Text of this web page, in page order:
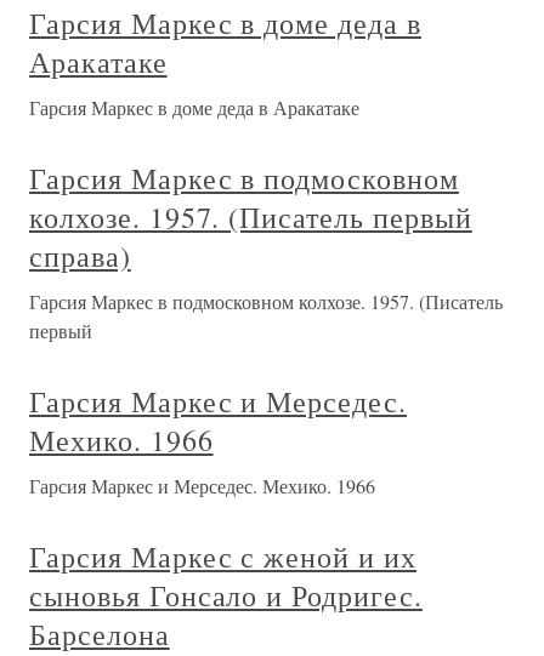
Гарсия Маркес в доме деда в
Аракатаке
Гарсия Маркес в доме деда в Аракатаке
Гарсия Маркес в подмосковном
колхозе. 1957. (Писатель первый
справа)
Гарсия Маркес в подмосковном колхозе. 1957. (Писатель
первый
Гарсия Маркес и Мерседес.
Мехико. 1966
Гарсия Маркес и Мерседес. Мехико. 1966
Гарсия Маркес с женой и их
сыновья Гонсало и Родригес.
Барселона